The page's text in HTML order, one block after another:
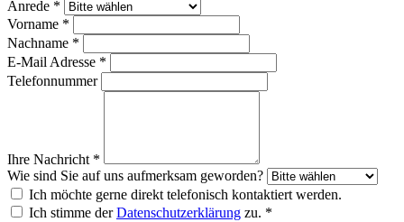
Anrede *
Vorname *
Nachname *
E-Mail Adresse *
Telefonnummer
Ihre Nachricht *
Wie sind Sie auf uns aufmerksam geworden?
Ich möchte gerne direkt telefonisch kontaktiert werden.
Ich stimme derDatenschutzerklärung zu. *